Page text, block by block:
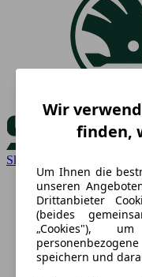
Skoda
Wir
finden,
Um Ihnen die
unseren
Drittanbieter
(beides
„Cookies"),
speichern und